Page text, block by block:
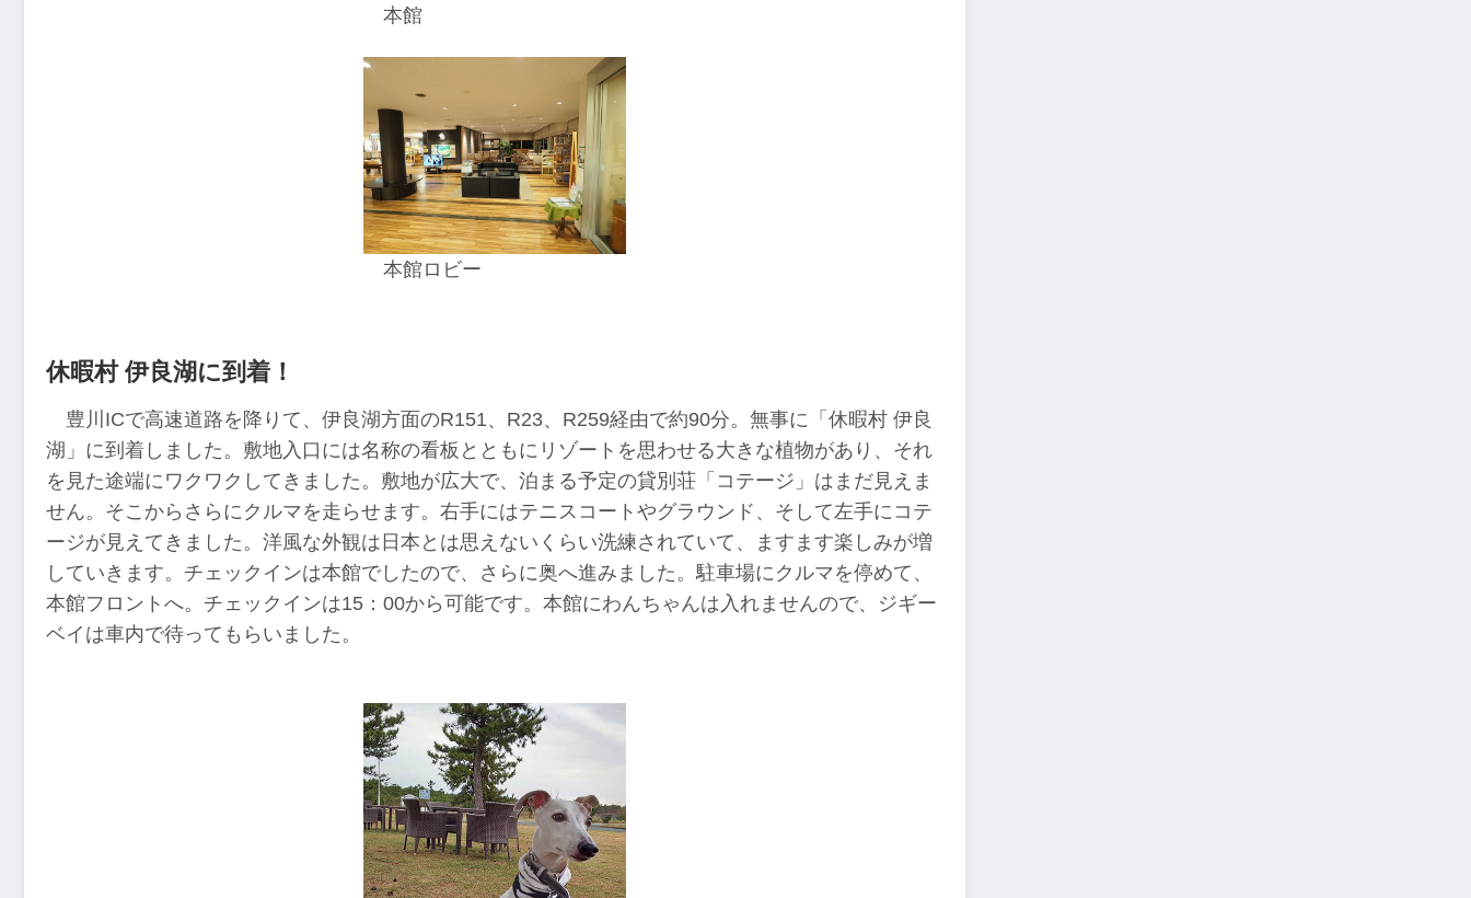
本館
本館ロビー
休暇村 伊良湖に到着！
豊川ICで高速道路を降りて、伊良湖方面のR151、R23、R259経由で約90分。無事に「休暇村 伊良
湖」に到着しました。敷地入口には名称の看板とともにリゾートを思わせる大きな植物があり、それ
を見た途端にワクワクしてきました。敷地が広大で、泊まる予定の貸別荘「コテージ」はまだ見えま
せん。そこからさらにクルマを走らせます。右手にはテニスコートやグラウンド、そして左手にコテ
ージが見えてきました。洋風な外観は日本とは思えないくらい洗練されていて、ますます楽しみが増
していきます。チェックインは本館でしたので、さらに奥へ進みました。駐車場にクルマを停めて、
本館フロントへ。チェックインは15：00から可能です。本館にわんちゃんは入れませんので、ジギー
ベイは車内で待ってもらいました。